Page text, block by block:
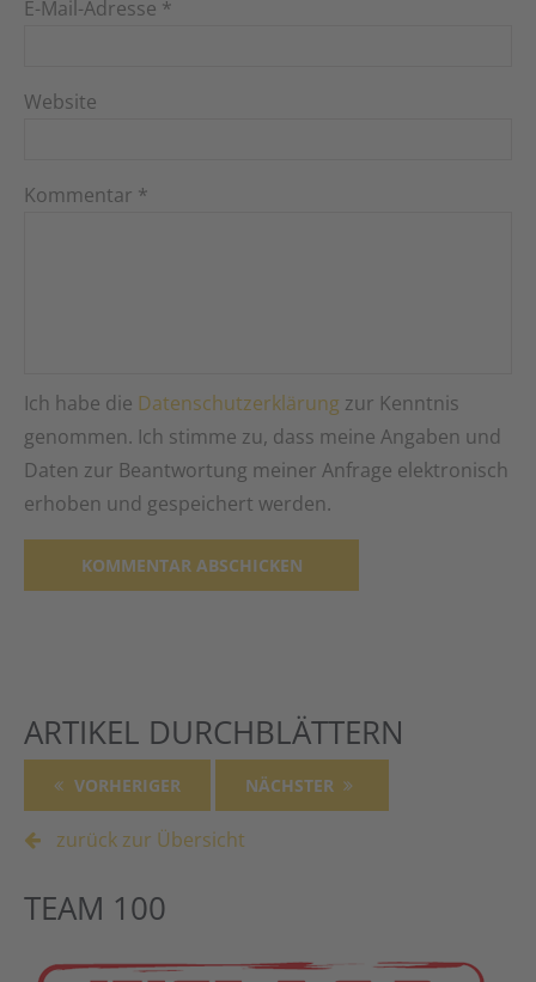
E-Mail-Adresse *
Website
Kommentar *
Ich habe die Datenschutzerklärung zur Kenntnis
genommen. Ich stimme zu, dass meine Angaben und
Daten zur Beantwortung meiner Anfrage elektronisch
erhoben und gespeichert werden.
ARTIKEL DURCHBLÄTTERN
VORHERIGER NÄCHSTER
zurück zur Übersicht
TEAM 100